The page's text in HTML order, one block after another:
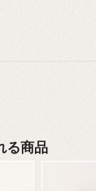
る商品